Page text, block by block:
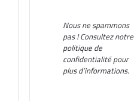
Nous ne spammons
pas ! Consultez notre
politique de
confidentialitépour
plus d’informations.